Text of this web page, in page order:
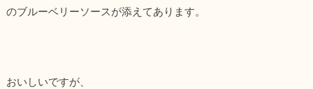
のブルーベリーソースが添えてあります。
おいしいですが、